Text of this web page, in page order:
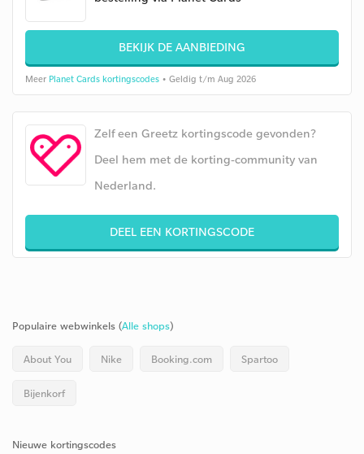
BEKIJK DE AANBIEDING
Meer Planet Cards kortingscodes • Geldig t/m Aug 2026
Zelf een Greetz kortingscode gevonden?
Deel hem met de korting-community van
Nederland.
DEEL EEN KORTINGSCODE
Populaire webwinkels (Alle shops)
About You Nike Booking.com Spartoo
Bijenkorf
Nieuwe kortingscodes